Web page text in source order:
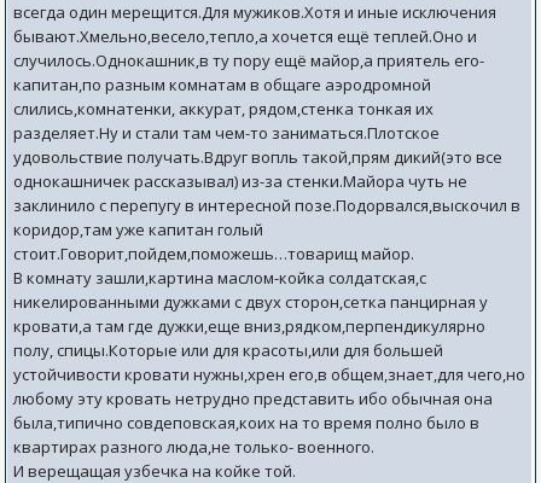
всегда один мерещится.Для мужиков.Хотя и иные исключения
бывают.Хмельно,весело,тепло,а хочется ещё теплей.Оно и
случилось.Однокашник,в ту пору ещё майор,а приятель его-
капитан,по разным комнатам в общаге аэродромной
слились,комнатенки, аккурат, рядом,стенка тонкая их
разделяет.Ну и стали там чем-то заниматься.Плотское
удовольствие получать.Вдруг вопль такой,прям дикий(это все
однокашничек рассказывал) из-за стенки.Майора чуть не
заклинило с перепугу в интересной позе.Подорвался,выскочил в
коридор,там уже капитан голый
стоит.Говорит,пойдем,поможешь…товарищ майор.
В комнату зашли,картина маслом-койка солдатская,с
никелированными дужками с двух сторон,сетка панцирная у
кровати,а там где дужки,еще вниз,рядком,перпендикулярно
полу, спицы.Которые или для красоты,или для большей
устойчивости кровати нужны,хрен его,в общем,знает,для чего,но
любому эту кровать нетрудно представить ибо обычная она
была,типично совдеповская,коих на то время полно было в
квартирах разного люда,не только- военного.
И верещащая узбечка на койке той.